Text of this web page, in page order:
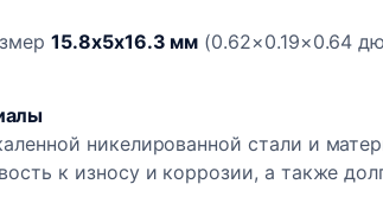
15.8x5x16.3 мм (0.62×0.19×0.64
никелированной стали и
к износу и коррозии, а также